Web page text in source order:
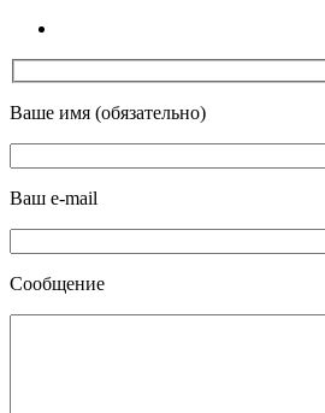
Ваше имя (обязательно)
Ваш e-mail
Сообщение